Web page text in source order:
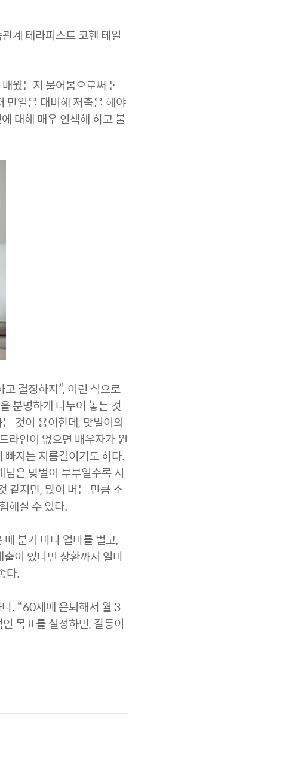
계 테라피스트 코헨 테일
웠는지 물어봄으로써 돈
만일을 대비해 저축을 해야
대해 매우 인색해 하고 불
결정하자”, 이런 식으로
분명하게 나누어 놓는 것
것이 용이한데, 맞벌이의
라인이 없으면 배우자가 원
빠지는 지름길이기도 하다.
은 맞벌이 부부일수록 지
같지만, 많이 버는 만큼 소
해질 수 있다.
분기 마다 얼마를 벌고,
이 있다면 상환까지 얼마
다.
. “60세에 은퇴해서 월 3
목표를 설정하면, 갈등이